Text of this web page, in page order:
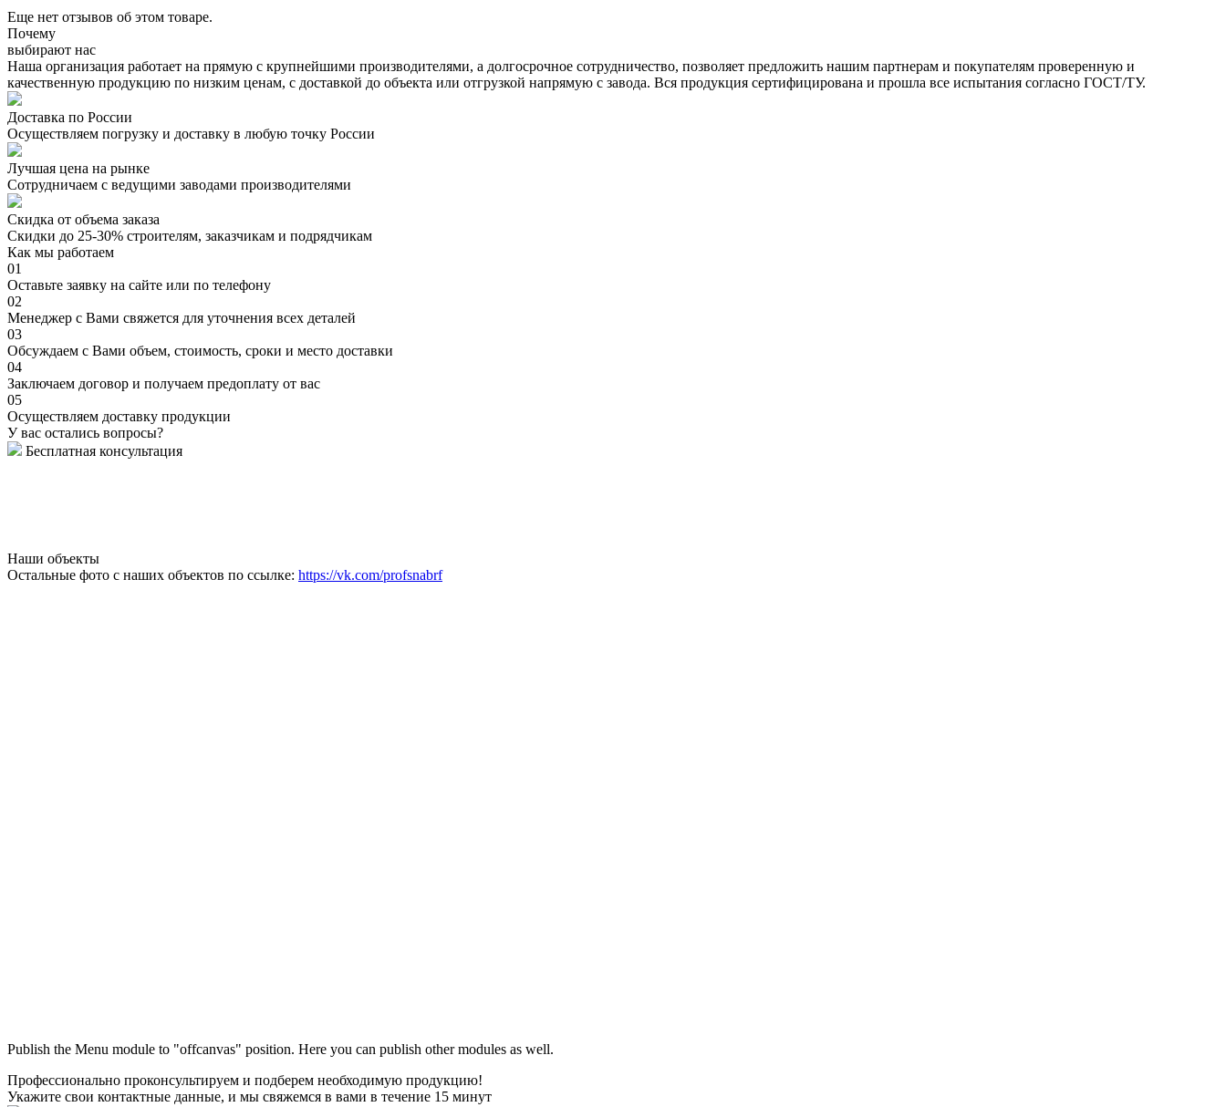
Еще нет отзывов об этом товаре.
Почему
выбирают нас
Наша организация работает на прямую с крупнейшими производителями, а долгосрочное сотрудничество, позволяет предложить нашим партнерам и покупателям проверенную и
качественную продукцию по низким ценам, с доставкой до объекта или отгрузкой напрямую с завода. Вся продукция сертифицирована и прошла все испытания согласно ГОСТ/ТУ.
Доставка по России
Осуществляем погрузку и доставку в любую точку России
Лучшая цена на рынке
Сотрудничаем с ведущими заводами производителями
Скидка от объема заказа
Скидки до 25-30% строителям, заказчикам и подрядчикам
Как мы работаем
01
Оставьте заявку на сайте или по телефону
02
Менеджер с Вами свяжется для уточнения всех деталей
03
Обсуждаем с Вами объем, стоимость, сроки и место доставки
04
Заключаем договор и получаем предоплату от вас
05
Осуществляем доставку продукции
У вас остались вопросы?
Бесплатная консультация
Наши объекты
Остальные фото с наших объектов по ссылке: https://vk.com/profsnabrf
Publish the Menu module to "offcanvas" position. Here you can publish other modules as well.
Профессионально проконсультируем и подберем необходимую продукцию!
Укажите свои контактные данные, и мы свяжемся в вами в течение 15 минут